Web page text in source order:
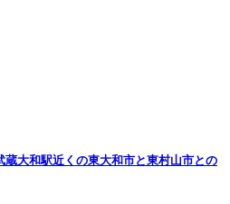
大和駅近くの東大和市と東村山市との